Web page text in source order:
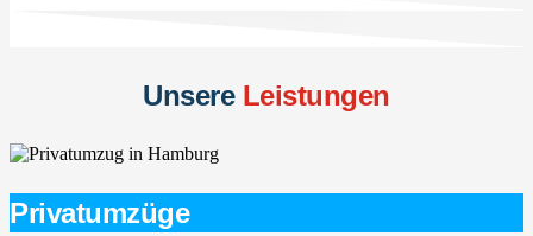
UnsereLeistungen
Privatumzüge